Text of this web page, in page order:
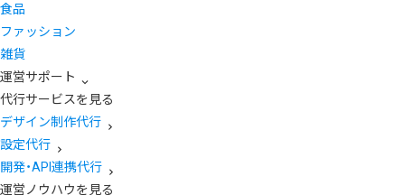
食品
ファッション
雑貨
運営サポート
代行サービスを見る
デザイン制作代行
設定代行
開発・API連携代行
運営ノウハウを見る